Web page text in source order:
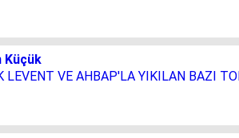
Küçük
LEVENT VE AHBAP'LA YIKILAN BAZI